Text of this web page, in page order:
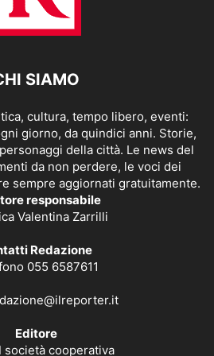
SIAMO
cultura, tempo libero, eventi:
giorno, da quindici anni. Storie,
della città. Le news del
da non perdere, le voci dei
sempre aggiornati gratuitamente.
responsabile
Valentina Zarrilli
Redazione
055 6587611
Editore
società cooperativa